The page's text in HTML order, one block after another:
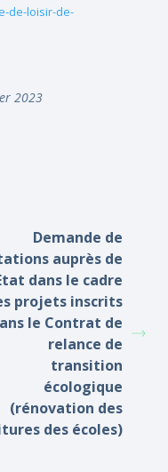
de-loisir-de-
2023
Demande de
auprès de
dans le cadre
projets inscrits
le Contrat de
relance de
transition
écologique
(rénovation des
des écoles)